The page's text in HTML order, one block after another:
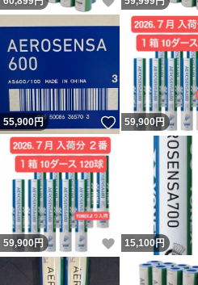
55,900円 いいね！
59,900円
59,900円 いいね！
15,100円